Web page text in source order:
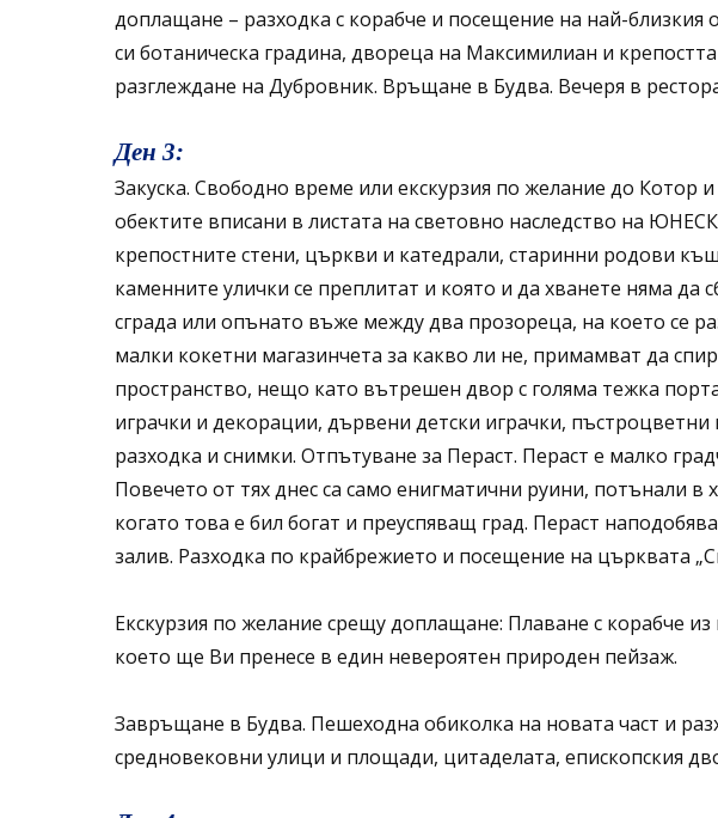
доплащане – разходка с корабче и посещение на най-близкия
си ботаническа градина, двореца на Максимилиан и
разглеждане на Дубровник. Връщане в Будва. Вечеря в
Ден 3:
Закуска. Свободно време или екскурзия по желание до
обектите вписани в листата на световно наследство на
крепостните стени, църкви и катедрали, старинни родови
каменните улички се преплитат и която и да хванете няма
сграда или опънато въже между два прозореца, на което се
малки кокетни магазинчета за какво ли не, примамват да
пространство, нещо като вътрешен двор с голяма тежка
играчки и декорации, дървени детски играчки,
разходка и снимки. Отпътуване за Пераст. Пераст е малко
Повечето от тях днес са само енигматични руини, потънали
когато това е бил богат и преуспяващ град. Пераст
залив. Разходка по крайбрежието и посещение на църквата
Екскурзия по желание срещу доплащане: Плаване с корабче
което ще Ви пренесе в един невероятен природен пейзаж.
Завръщане в Будва. Пешеходна обиколка на новата част и
средновековни улици и площади, цитаделата, епископския